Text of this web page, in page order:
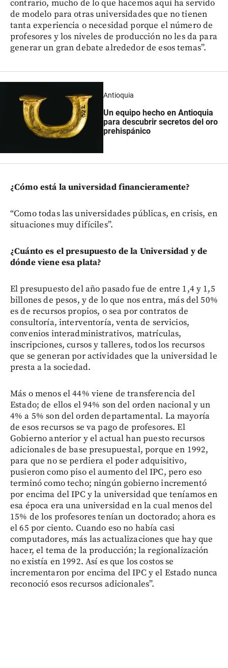
contrario, mucho de lo que hacemos aquí ha servido
de modelo para otras universidades que no tienen
tanta experiencia o necesidad porque el número de
profesores y los niveles de producción no les da para
generar un gran debate alrededor de esos temas”.
Antioquia
Un equipo hecho en Antioquia
para descubrir secretos del oro
prehispánico
¿Cómo está la universidad financieramente?
“Como todas las universidades públicas, en crisis, en
situaciones muy difíciles”.
¿Cuánto es el presupuesto de la Universidad y de
dónde viene esa plata?
El presupuesto del año pasado fue de entre 1,4 y 1,5
billones de pesos, y de lo que nos entra, más del 50%
es de recursos propios, o sea por contratos de
consultoría, interventoría, venta de servicios,
convenios interadministrativos, matrículas,
inscripciones, cursos y talleres, todos los recursos
que se generan por actividades que la universidad le
presta a la sociedad.
Más o menos el 44% viene de transferencia del
Estado; de ellos el 94% son del orden nacional y un
4% a 5% son del orden departamental. La mayoría
de esos recursos se va pago de profesores. El
Gobierno anterior y el actual han puesto recursos
adicionales de base presupuestal, porque en 1992,
para que no se perdiera el poder adquisitivo,
pusieron como piso el aumento del IPC, pero eso
terminó como techo; ningún gobierno incrementó
por encima del IPC y la universidad que teníamos en
esa época era una universidad en la cual menos del
15% de los profesores tenían un doctorado; ahora es
el 65 por ciento. Cuando eso no había casi
computadores, más las actualizaciones que hay que
hacer, el tema de la producción; la regionalización
no existía en 1992. Así es que los costos se
incrementaron por encima del IPC y el Estado nunca
reconoció esos recursos adicionales”.